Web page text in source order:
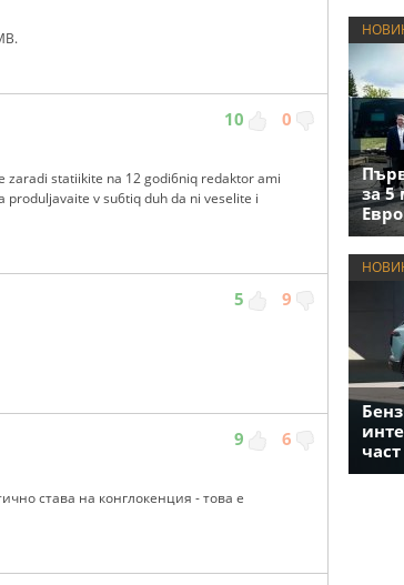
10 0
zaradi statiikite na 12 godi6niq redaktor ami
v su6tiq duh da ni veselite i
5 9
9 6
става на конглокенция - това е
за 5
част